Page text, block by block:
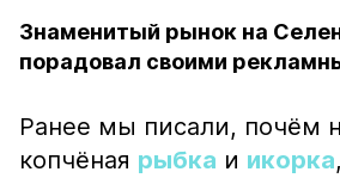
Знаменитый рынок на
порадовал своими
Ранее мы писали, почём
копчёная рыбка и икорка